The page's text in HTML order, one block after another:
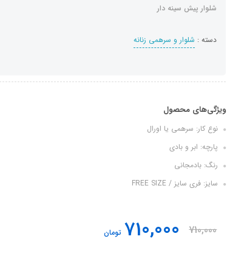
شلوار پیش سینه دار
دسته : شلوار و سرهمی زنانه
ویژگی‌های محصول
نوع کار: سرهمی یا اورال
پارچه: ابر و بادی
رنگ: بادمجانی
سایز: فری سایز / FREE SIZE
710,000
710,000 تومان